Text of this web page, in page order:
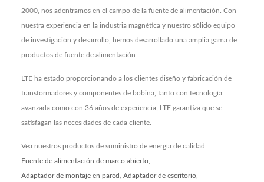
2000, nos adentramos en el campo de la fuente de alimentación. Con
nuestra experiencia en la industria magnética y nuestro sólido equipo
de investigación y desarrollo, hemos desarrollado una amplia gama de
productos de fuente de alimentación
LTE ha estado proporcionando a los clientes diseño y fabricación de
transformadores y componentes de bobina, tanto con tecnología
avanzada como con 36 años de experiencia, LTE garantiza que se
satisfagan las necesidades de cada cliente.
Vea nuestros productos de suministro de energía de calidad
Fuente de alimentación de marco abierto
Adaptador de montaje en pared Adaptador de escritorio